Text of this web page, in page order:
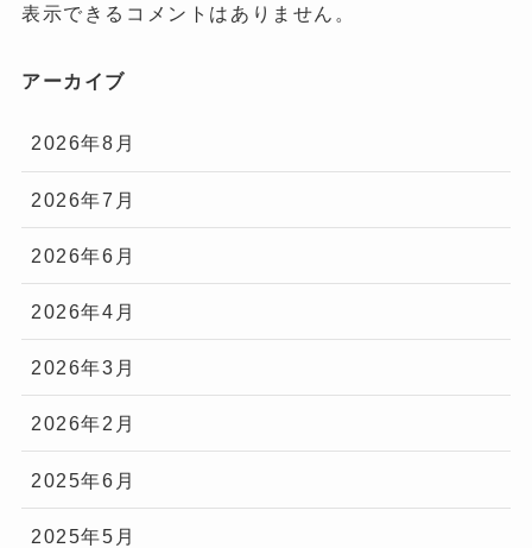
表示できるコメントはありません。
アーカイブ
2026年8月
2026年7月
2026年6月
2026年4月
2026年3月
2026年2月
2025年6月
2025年5月